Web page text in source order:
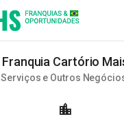
Franquia Cartório
Serviços e Outros